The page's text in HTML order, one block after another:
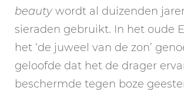
beauty wordt al duizenden
sieraden gebruikt. In het oude
het ‘de juweel van de zon’
geloofde dat het de drager
beschermde tegen boze